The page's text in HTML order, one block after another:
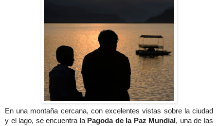
En una montaña cercana, con excelentes vistas sobre la ciudad
y el lago, se encuentra la Pagoda de la Paz Mundial , una de las